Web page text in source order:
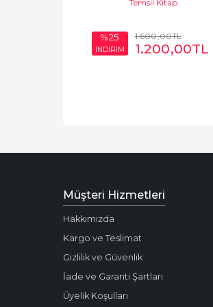
Temsil Kitap
%25
İNDİRİM
1.600,00TL
1.200,00TL
Müşteri Hizmetleri
Hakkımızda
Kargo ve Teslimat
Gizlilik ve Güvenlik
İade ve Garanti Şartları
Üyelik Koşulları